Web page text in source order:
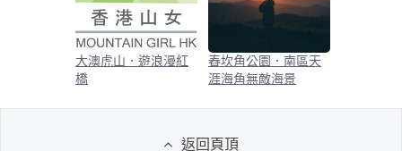
大澳虎山．遊浪漫紅
橋
舂坎角公園．南區天
涯海角無敵海景
返回頁頂